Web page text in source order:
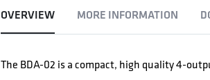
OVERVIEW MORE INFORMATION
The BDA-02 is a compact, high quality 4-